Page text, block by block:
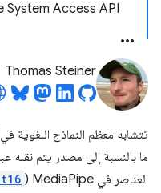
System Access API
Thomas Steiner
تتشابه معظم النماذج اللغوية
ما بالنسبة إلى مصدر يتم نقله
العناصر في MediaPipe (